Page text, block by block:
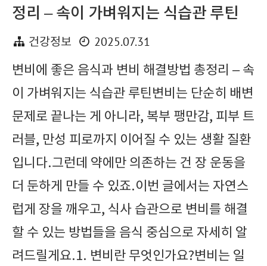
정리 – 속이 가벼워지는 식습관 루틴
건강정보
2025.07.31
변비에 좋은 음식과 변비 해결방법 총정리 – 속
이 가벼워지는 식습관 루틴변비는 단순히 배변
문제로 끝나는 게 아니라, 복부 팽만감, 피부 트
러블, 만성 피로까지 이어질 수 있는 생활 질환
입니다.그런데 약에만 의존하는 건 장 운동을
더 둔하게 만들 수 있죠.이번 글에서는 자연스
럽게 장을 깨우고, 식사 습관으로 변비를 해결
할 수 있는 방법들을 음식 중심으로 자세히 알
려드릴게요.1. 변비란 무엇인가요?변비는 일